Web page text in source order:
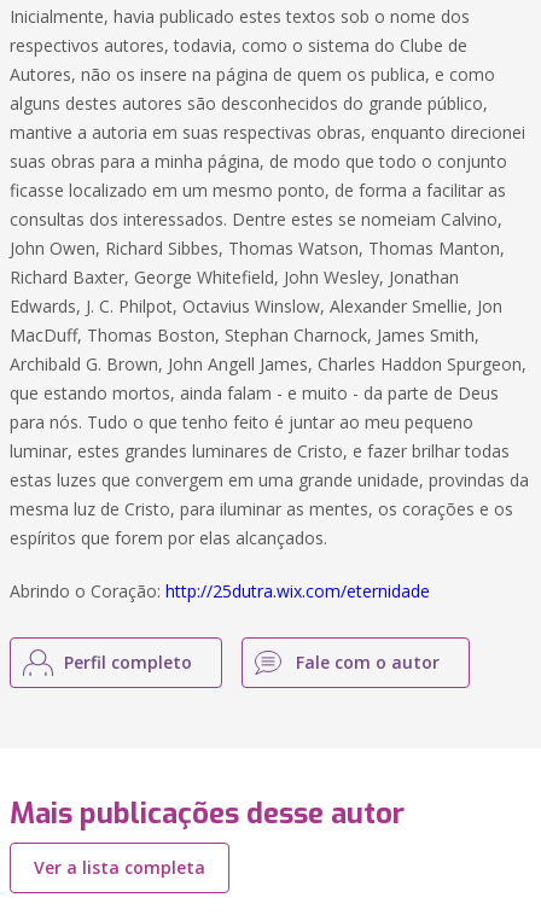
Inicialmente, havia publicado estes textos sob o nome dos
respectivos autores, todavia, como o sistema do Clube de
Autores, não os insere na página de quem os publica, e como
alguns destes autores são desconhecidos do grande público,
mantive a autoria em suas respectivas obras, enquanto direcionei
suas obras para a minha página, de modo que todo o conjunto
ficasse localizado em um mesmo ponto, de forma a facilitar as
consultas dos interessados. Dentre estes se nomeiam Calvino,
John Owen, Richard Sibbes, Thomas Watson, Thomas Manton,
Richard Baxter, George Whitefield, John Wesley, Jonathan
Edwards, J. C. Philpot, Octavius Winslow, Alexander Smellie, Jon
MacDuff, Thomas Boston, Stephan Charnock, James Smith,
Archibald G. Brown, John Angell James, Charles Haddon Spurgeon,
que estando mortos, ainda falam - e muito - da parte de Deus
para nós. Tudo o que tenho feito é juntar ao meu pequeno
luminar, estes grandes luminares de Cristo, e fazer brilhar todas
estas luzes que convergem em uma grande unidade, provindas da
mesma luz de Cristo, para iluminar as mentes, os corações e os
espíritos que forem por elas alcançados.
Abrindo o Coração: http://25dutra.wix.com/eternidade
Perfil completo Fale com o autor
Mais publicações desse autor
Ver a lista completa